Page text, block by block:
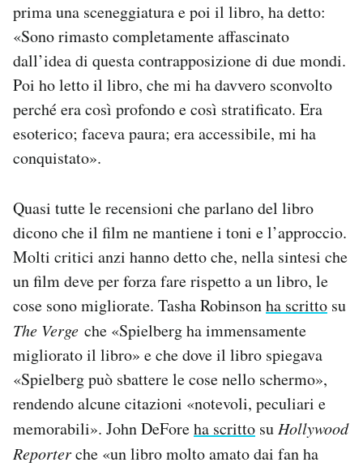
prima una sceneggiatura e poi il libro, ha detto:
«Sono rimasto completamente affascinato
dall’idea di questa contrapposizione di due mondi.
Poi ho letto il libro, che mi ha davvero sconvolto
perché era così profondo e così stratificato. Era
esoterico; faceva paura; era accessibile, mi ha
conquistato».
Quasi tutte le recensioni che parlano del libro
dicono che il film ne mantiene i toni e l’approccio.
Molti critici anzi hanno detto che, nella sintesi che
un film deve per forza fare rispetto a un libro, le
cose sono migliorate. Tasha Robinsonha scritto su
The Verge che «Spielberg ha immensamente
migliorato il libro» e che dove il libro spiegava
«Spielberg può sbattere le cose nello schermo»,
rendendo alcune citazioni «notevoli, peculiari e
memorabili». John DeForeha scritto suHollywood
Reporterche «un libro molto amato dai fan ha